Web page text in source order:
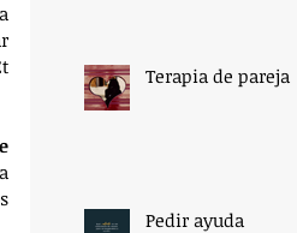
Terapia de pareja
Pedir ayuda